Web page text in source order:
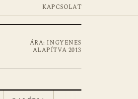
KAPCSOLAT
ÁRA: INGYENES
ALAPÍTVA 2013